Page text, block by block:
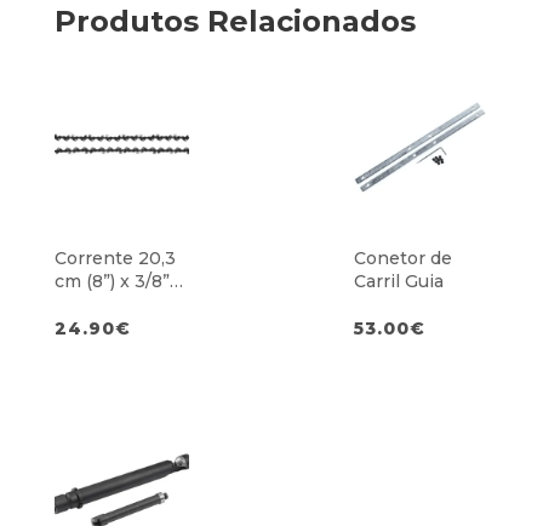
Produtos Relacionados
Corrente 20,3
cm (8”) x 3/8”
24.90€
Conetor de
Carril Guia
53.00€